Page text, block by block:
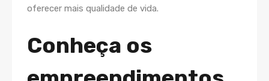
oferecer mais qualidade de vida.
Conheça os